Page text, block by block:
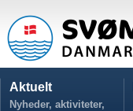
Aktuelt
Nyheder, aktiviteter,